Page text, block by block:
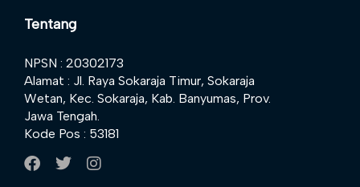
Tentang
NPSN : 20302173
Alamat : Jl. Raya Sokaraja Timur, Sokaraja
Wetan, Kec. Sokaraja, Kab. Banyumas, Prov.
Jawa Tengah.
Kode Pos : 53181